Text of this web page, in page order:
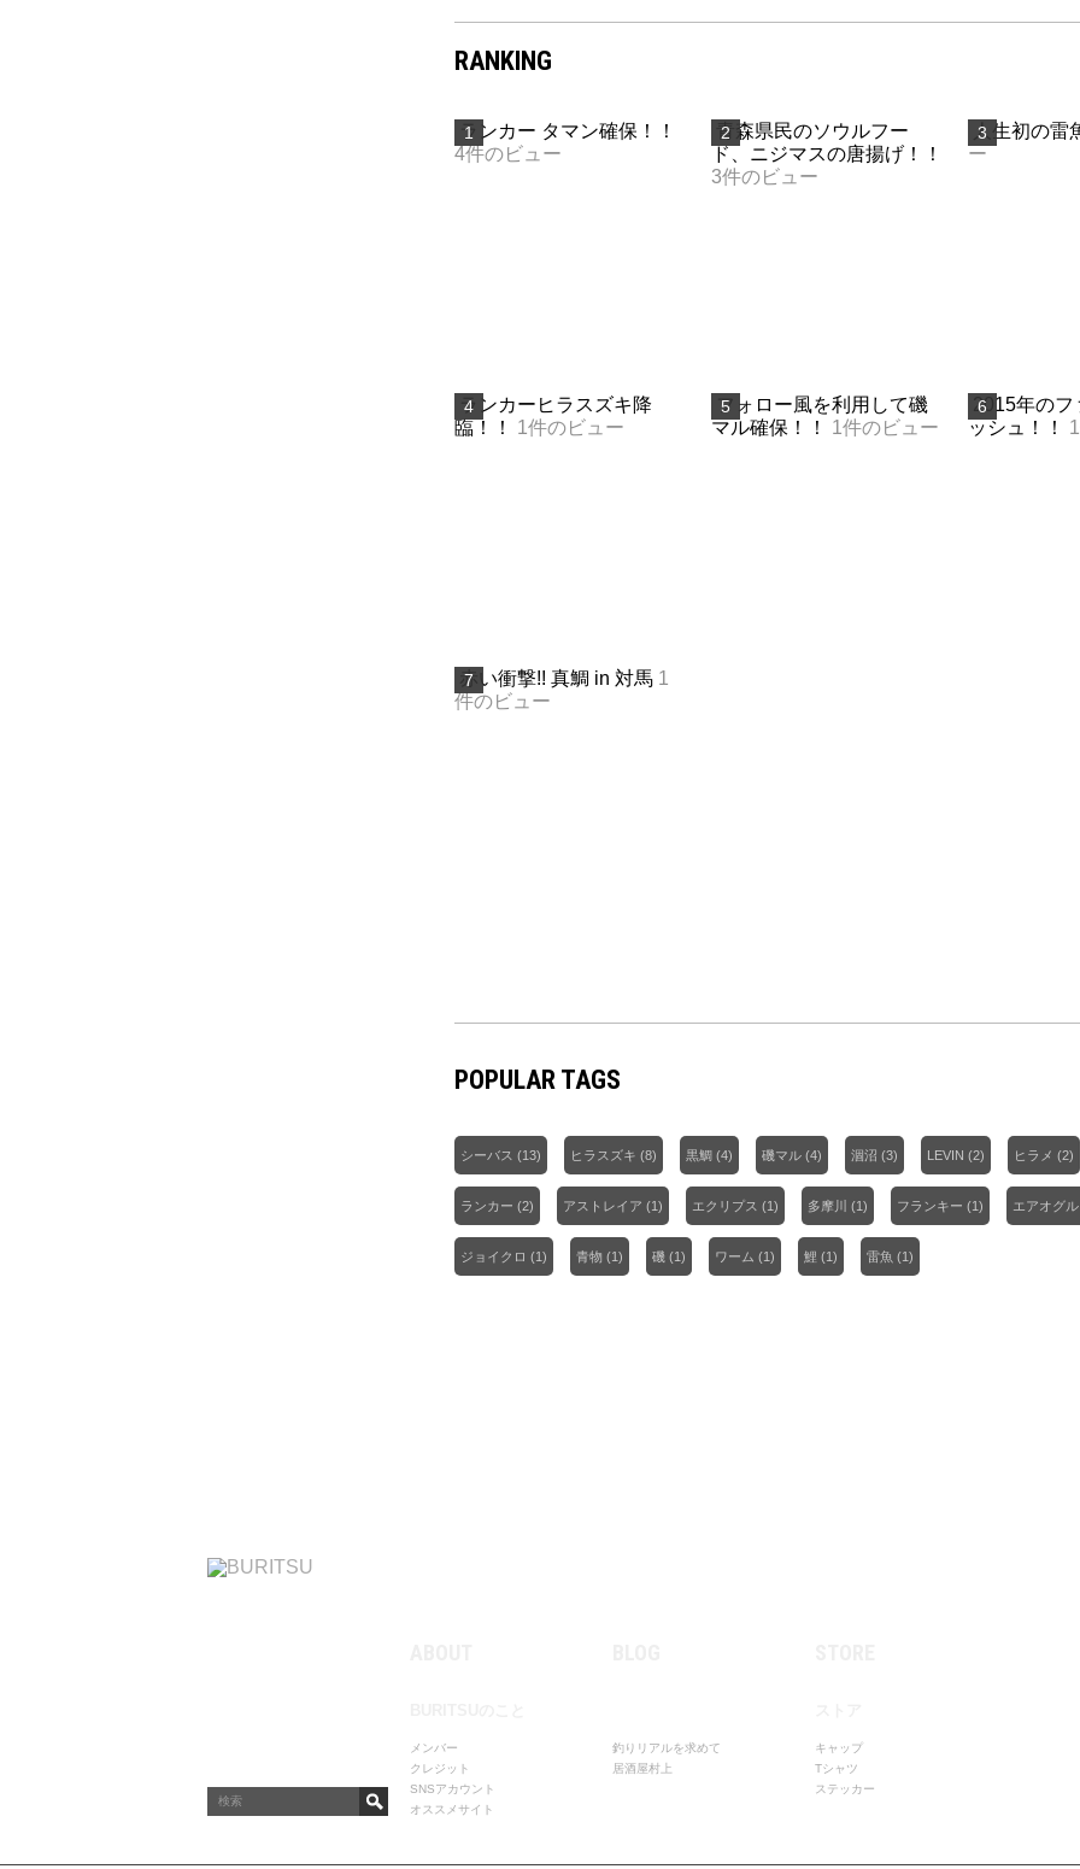
RANKING
ランカー タマン確保！！
4件のビュー
青森県民のソウルフー
ド、ニジマスの唐揚げ！！
3件のビュー
人生初の雷
ー
ランカーヒラスズキ降
臨！！
1件のビュー
フォロー風を利用して磯
マル確保！！
1件のビュー
2015年のフ
ッシュ！！
赤い衝撃!! 真鯛 in 対馬 1
件のビュー
POPULAR TAGS
シーバス (13) ヒラスズキ (8) 黒鯛 (4) 磯マル (4) 涸沼 (3) LEVIN (2) ヒラメ (2)
ランカー (2) アストレイア (1) エクリプス (1) 多摩川 (1) フランキー (1) エアオグ
ジョイクロ (1) 青物 (1) 磯 (1) ワーム (1) 鯉 (1) 雷魚 (1)
メンバー
クレジット
SNSアカウント
オススメサイト
釣りリアルを求めて
居酒屋村上
キャップ
Tシャツ
ステッカー